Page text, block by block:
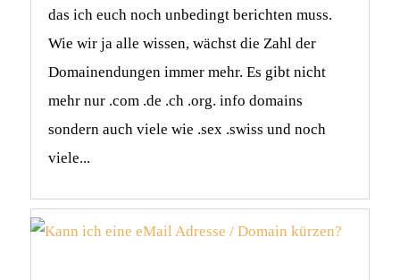
das ich euch noch unbedingt berichten muss.
Wie wir ja alle wissen, wächst die Zahl der
Domainendungen immer mehr. Es gibt nicht
mehr nur .com .de .ch .org. info domains
sondern auch viele wie .sex .swiss und noch
viele...